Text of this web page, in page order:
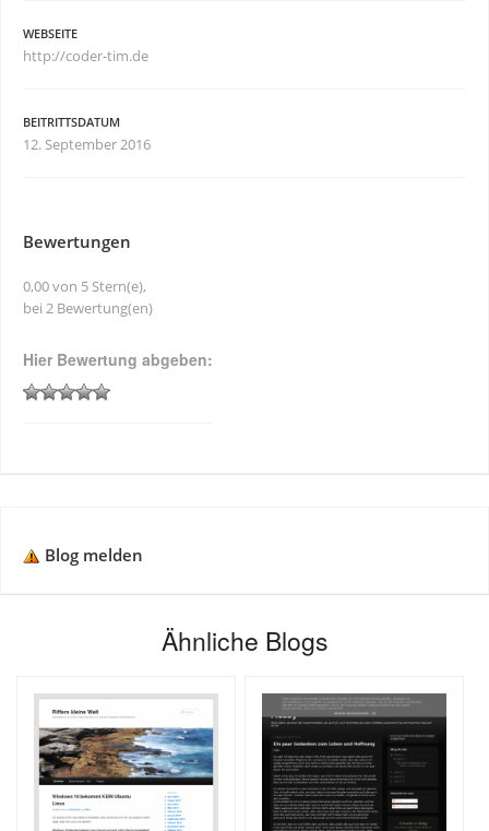
WEBSEITE
http://coder-tim.de
BEITRITTSDATUM
12. September 2016
Bewertungen
0,00 von 5 Stern(e),
bei 2 Bewertung(en)
Hier Bewertung abgeben:
Blog melden
Ähnliche Blogs